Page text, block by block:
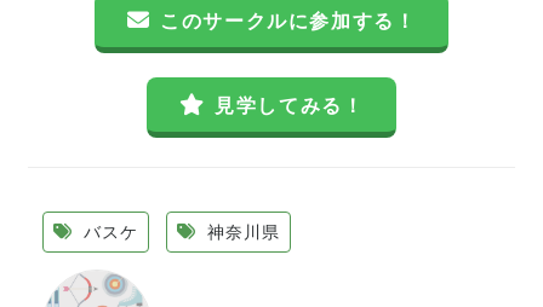
このサークルに参加する！
見学してみる！
バスケ 神奈川県